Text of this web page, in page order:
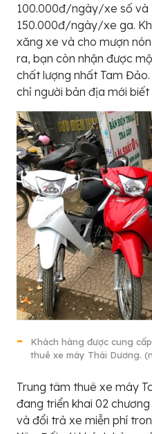
100.000đ/ngày/xe số và
150.000đ/ngày/xe ga.
xăng xe và cho mượn
ra, bạn còn nhận được
chất lượng nhất Tam
chỉ người bản địa mới biết
Khách hàng được cung
thuê xe máy Thái Dương.
Trung tâm thuê xe máy
đang triển khai 02
và đổi trả xe miễn phí